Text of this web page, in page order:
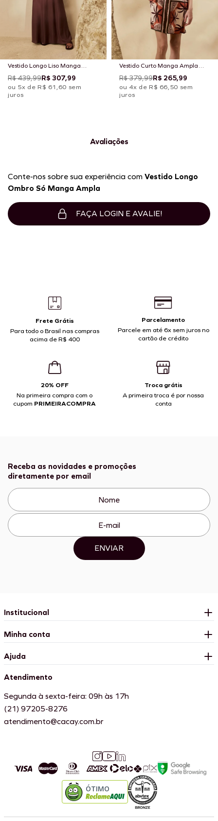
Vestido Longo Liso Manga
Ampla
R$ 439,99R$ 307,99
ou 5x de R$ 61,60 sem
juros
Vestido Curto Manga Ampla
Estampado Bruma
R$ 379,99R$ 265,99
ou 4x de R$ 66,50 sem
juros
Avaliações
Conte-nos sobre sua experiência com Vestido Longo
Ombro Só Manga Ampla
FAÇA LOGIN E AVALIE!
Frete Grátis
Para todo o Brasil nas compras
acima de R$ 400
Parcelamento
Parcele em até 6x sem juros no
cartão de crédito
20% OFF
Na primeira compra com o
cupom PRIMEIRACOMPRA
Troca grátis
A primeira troca é por nossa
conta
Receba as novidades e promoções
diretamente por email
ENVIAR
Institucional
Minha conta
Ajuda
Atendimento
Segunda à sexta-feira: 09h às 17h
(21) 97205-8276
atendimento@cacay.com.br
ÓTIMO